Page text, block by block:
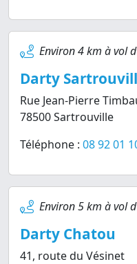
Environ 4 km à vol
Darty
Rue Jean-Pierre
78500 Sartrouville
Téléphone : 08 92 01
Environ 5 km à vol
Darty Chatou
41, route du Vésinet